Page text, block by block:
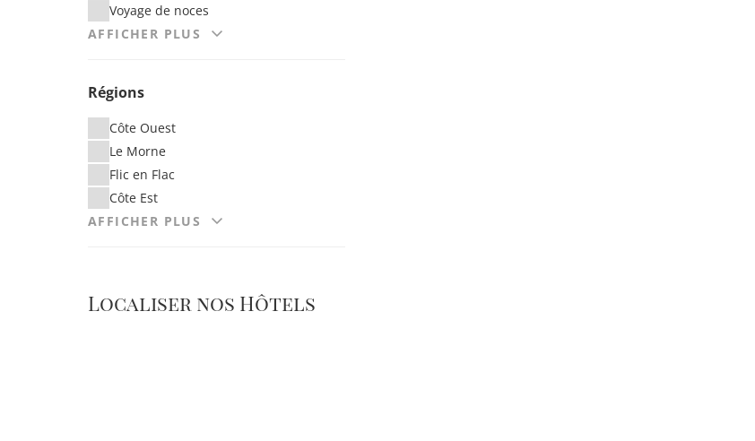
Voyage de noces
AFFICHER PLUS
Régions
Côte Ouest
Le Morne
Flic en Flac
Côte Est
AFFICHER PLUS
Localiser nos Hôtels